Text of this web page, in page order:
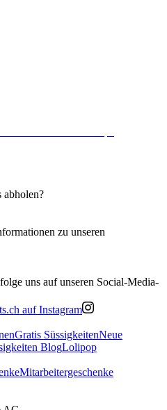
abholen?
zu unseren
uns auf unseren Social-Media-
auf Instagram
Gratis SüssigkeitenNeue
BlogLolipop
Mitarbeitergeschenke